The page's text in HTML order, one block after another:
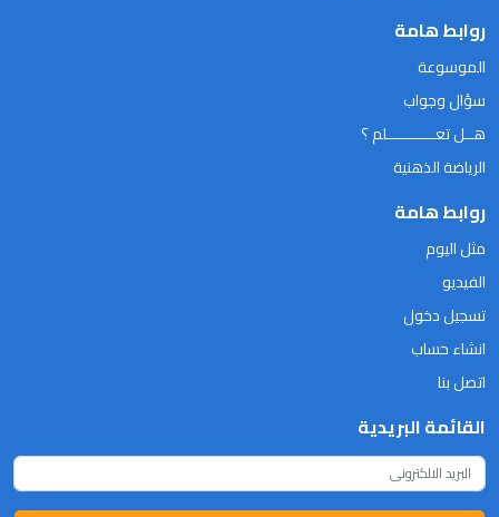
روابط هامة
الموسوعة
سؤال وجواب
هــل تعـــــــــــلم ؟
الرياضة الذهنية
روابط هامة
مثل اليوم
الفيديو
تسجيل دخول
انشاء حساب
اتصل بنا
القائمة البريدية